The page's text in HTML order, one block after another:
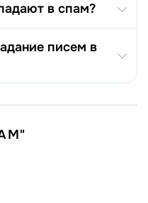
в спам?
писем в